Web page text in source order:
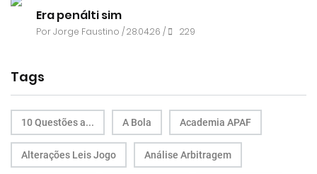
Era penálti sim
PorJorge Faustino / 28.04.26 / 229
Tags
10 Questões a... A Bola Academia APAF
Alterações Leis Jogo Análise Arbitragem